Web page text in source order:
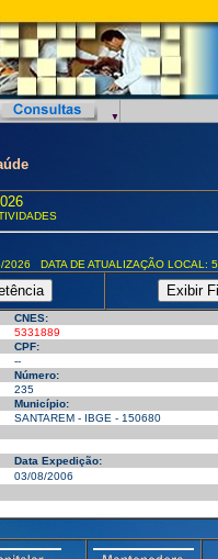
2026 DATA DE ATUALIZAÇÃO LOCAL:
CNES:
5331889
CPF:
--
Número:
235
Município:
SANTAREM - IBGE - 150680
Data Expedição:
03/08/2006